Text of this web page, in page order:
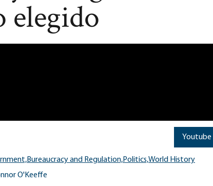
elegido
Bureaucracy and Regulation,Politics,World History
O'Keeffe